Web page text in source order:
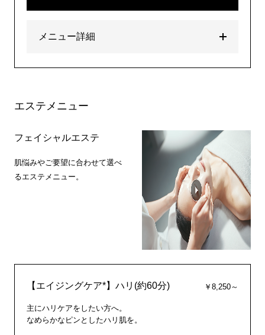
メニュー詳細
エステメニュー
フェイシャルエステ
肌悩みやご要望に合わせて選べ
るエステメニュー。
【エイジングケア*】ハリ(約60分) ￥8,250～
主にハリケアをしたい方へ。
なめらかなピンとしたハリ肌を。